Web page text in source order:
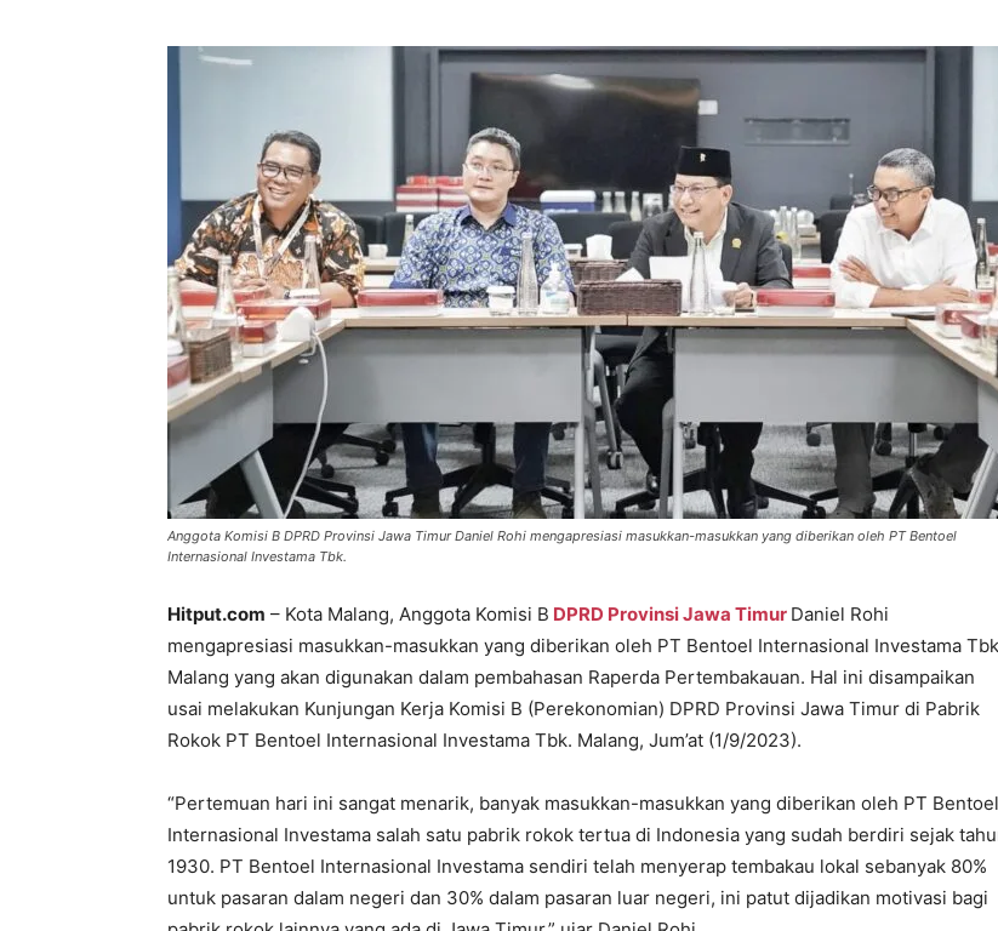
Anggota Komisi B DPRD Provinsi Jawa Timur Daniel Rohi mengapresiasi masukkan-masukkan yang diberikan oleh PT Bentoel
Internasional Investama Tbk.
Hitput.com – Kota Malang, Anggota Komisi B DPRD Provinsi Jawa Timur Daniel Rohi
mengapresiasi masukkan-masukkan yang diberikan oleh PT Bentoel Internasional Investama
Malang yang akan digunakan dalam pembahasan Raperda Pertembakauan. Hal ini disampaikan
usai melakukan Kunjungan Kerja Komisi B (Perekonomian) DPRD Provinsi Jawa Timur di Pabrik
Rokok PT Bentoel Internasional Investama Tbk. Malang, Jum’at (1/9/2023).
“Pertemuan hari ini sangat menarik, banyak masukkan-masukkan yang diberikan oleh PT Bentoel
Internasional Investama salah satu pabrik rokok tertua di Indonesia yang sudah berdiri sejak
1930. PT Bentoel Internasional Investama sendiri telah menyerap tembakau lokal sebanyak 80%
untuk pasaran dalam negeri dan 30% dalam pasaran luar negeri, ini patut dijadikan motivasi bagi